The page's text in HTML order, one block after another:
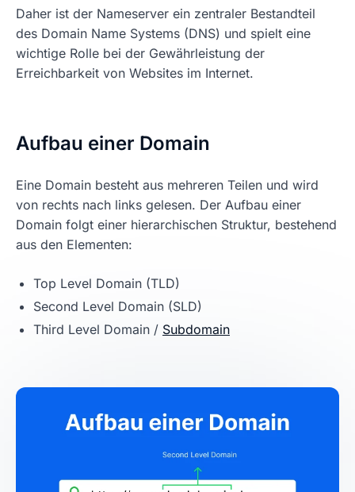
Daher ist der Nameserver ein zentraler Bestandteil
des Domain Name Systems (DNS) und spielt eine
wichtige Rolle bei der Gewährleistung der
Erreichbarkeit von Websites im Internet.
Aufbau einer Domain
Eine Domain besteht aus mehreren Teilen und wird
von rechts nach links gelesen. Der Aufbau einer
Domain folgt einer hierarchischen Struktur, bestehend
aus den Elementen:
Top Level Domain (TLD)
Second Level Domain (SLD)
Third Level Domain / Subdomain